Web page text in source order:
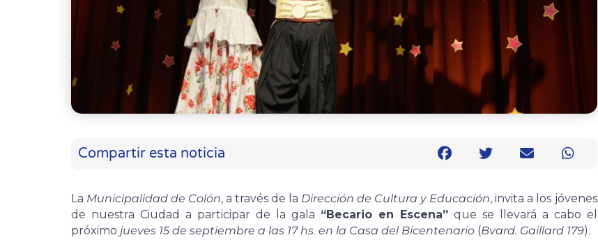
Compartir esta noticia
La Municipalidad de Colón, a través de la Dirección de Cultura y Educación, invita a los jóvenes
de nuestra Ciudad a participar de la gala “Becario en Escena”que se llevará a cabo el
próximo jueves 15 de septiembre a las 17 hs. en la Casa del Bicentenario (Bvard. Gaillard 179).